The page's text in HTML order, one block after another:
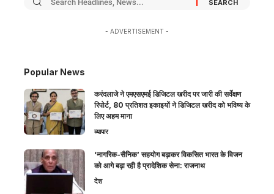
- ADVERTISEMENT -
Popular News
करंदलाजे ने एमएसएमई डिजिटल खरीद पर जारी की सर्वेक्षण
रिपोर्ट, 80 प्रतिशत इकाइयों ने डिजिटल खरीद को भविष्य के
लिए अहम माना
व्यापार
‘नागरिक-सैनिक’ सहयोग बढ़ाकर विकसित भारत के विजन
को आगे बढ़ा रही है प्रादेशिक सेना: राजनाथ
देश